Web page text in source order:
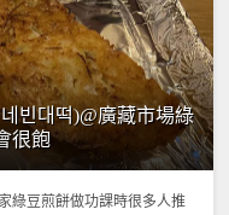
빈대떡)@廣藏市場綠
很飽
綠豆煎餅做功課時很多人推